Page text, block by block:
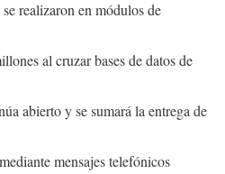
realizaron en módulos de
al cruzar bases de datos de
abierto y se sumará la entrega de
mensajes telefónicos